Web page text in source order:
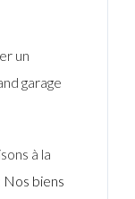
un
garage
à la
Nos biens